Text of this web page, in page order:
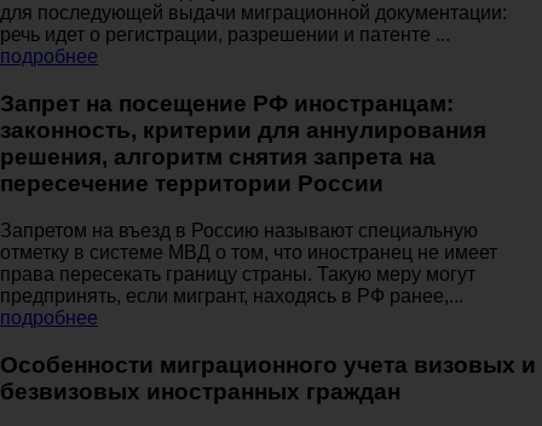
для последующей выдачи миграционной документации:
речь идет о регистрации, разрешении и патенте ...
подробнее
Запрет на посещение РФ иностранцам:
законность, критерии для аннулирования
решения, алгоритм снятия запрета на
пересечение территории России
Запретом на въезд в Россию называют специальную
отметку в системе МВД о том, что иностранец не имеет
права пересекать границу страны. Такую меру могут
предпринять, если мигрант, находясь в РФ ранее,...
подробнее
Особенности миграционного учета визовых и
безвизовых иностранных граждан